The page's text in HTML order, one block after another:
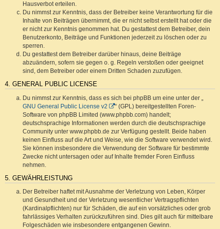
Hausverbot erteilen.
Du nimmst zur Kenntnis, dass der Betreiber keine Verantwortung für die
Inhalte von Beiträgen übernimmt, die er nicht selbst erstellt hat oder die
er nicht zur Kenntnis genommen hat. Du gestattest dem Betreiber, dein
Benutzerkonto, Beiträge und Funktionen jederzeit zu löschen oder zu
sperren.
Du gestattest dem Betreiber darüber hinaus, deine Beiträge
abzuändern, sofern sie gegen o. g. Regeln verstoßen oder geeignet
sind, dem Betreiber oder einem Dritten Schaden zuzufügen.
4. GENERAL PUBLIC LICENSE
Du nimmst zur Kenntnis, dass es sich bei phpBB um eine unter der „
GNU General Public License v2
“ (GPL) bereitgestellten Foren-
Software von phpBB Limited (www.phpbb.com) handelt;
deutschsprachige Informationen werden durch die deutschsprachige
Community unter www.phpbb.de zur Verfügung gestellt. Beide haben
keinen Einfluss auf die Art und Weise, wie die Software verwendet wird.
Sie können insbesondere die Verwendung der Software für bestimmte
Zwecke nicht untersagen oder auf Inhalte fremder Foren Einfluss
nehmen.
5. GEWÄHRLEISTUNG
Der Betreiber haftet mit Ausnahme der Verletzung von Leben, Körper
und Gesundheit und der Verletzung wesentlicher Vertragspflichten
(Kardinalpflichten) nur für Schäden, die auf ein vorsätzliches oder grob
fahrlässiges Verhalten zurückzuführen sind. Dies gilt auch für mittelbare
Folgeschäden wie insbesondere entgangenen Gewinn.